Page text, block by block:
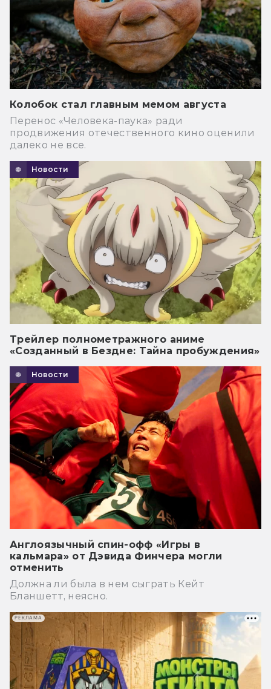
Колобок стал главным мемом августа
Перенос «Человека-паука» ради
продвижения отечественного кино оценили
далеко не все.
Новости
Трейлер полнометражного аниме
«Созданный в Бездне: Тайна пробуждения»
Новости
Англоязычный спин-офф «Игры в
кальмара» от Дэвида Финчера могли
отменить
Должна ли была в нем сыграть Кейт
Бланшетт, неясно.
РЕКЛАМА